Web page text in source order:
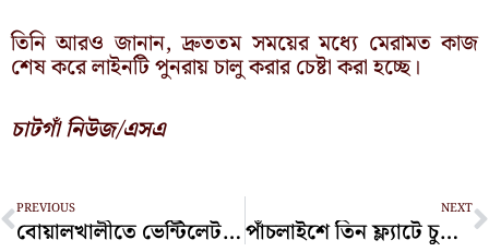
তিনি আরও জানান, দ্রুততম সময়ের মধ্যে মেরামত কাজ
শেষ করে লাইনটি পুনরায় চালু করার চেষ্টা করা হচ্ছে।
চাটগাঁ নিউজ/এসএ
Prev
PREVIOUS
বোয়ালখালীতে ভেন্টিলেটর ভেঙে চুরি, স্বর্ণালংকার-নগদ লুট
NEXT
পাঁচলাইশে তিন ফ্ল্যাটে চুরি, চক্রের ২ সদস্য গ্রেপ্তার